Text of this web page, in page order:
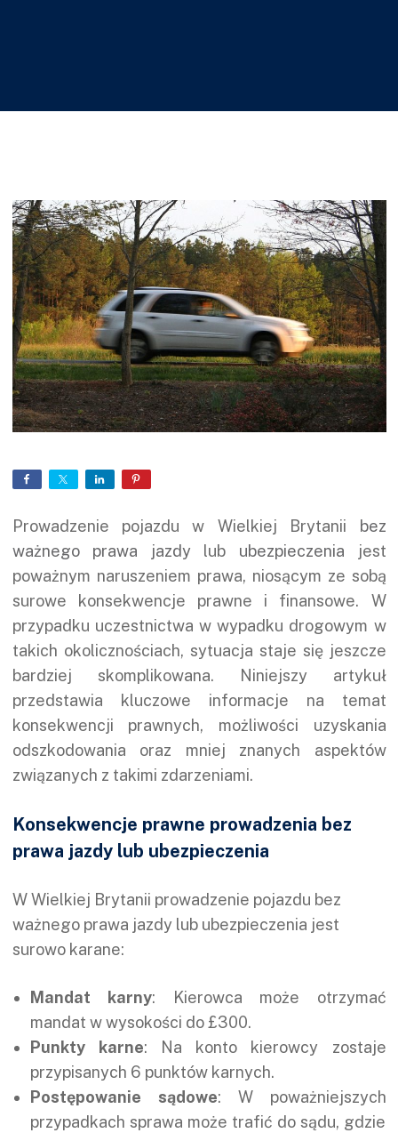
Prowadzenie pojazdu w Wielkiej Brytanii
bez
ważnego prawa jazdy lub ubezpieczenia jest
poważnym naruszeniem prawa, niosącym ze sobą
surowe konsekwencje prawne i finansowe. W
przypadku uczestnictwa w wypadku drogowym w
takich okolicznościach, sytuacja staje się jeszcze
bardziej skomplikowana. Niniejszy artykuł
przedstawia kluczowe informacje na temat
konsekwencji prawnych, możliwości uzyskania
odszkodowania oraz mniej znanych aspektów
związanych z takimi zdarzeniami.
Konsekwencje prawne prowadzenia bez
prawa jazdy lub ubezpieczenia
W Wielkiej Brytanii prowadzenie pojazdu bez
ważnego prawa jazdy lub ubezpieczenia jest
surowo karane:
Mandat karny: Kierowca może otrzymać
mandat w wysokości do £300.
Punkty karne: Na konto kierowcy zostaje
przypisanych 6 punktów karnych.
Postępowanie sądowe: W poważniejszych
przypadkach sprawa może trafić do sądu, gdzie